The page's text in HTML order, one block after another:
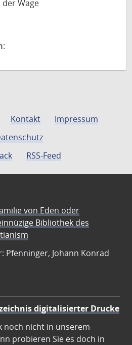
Wage
Kontakt
Impressum
RSS-Feed
von Eden oder
Bibliothek des
Pfenninger, Johann Konrad
digitalisierter Drucke
noch nicht in unserem
probieren Sie es doch in